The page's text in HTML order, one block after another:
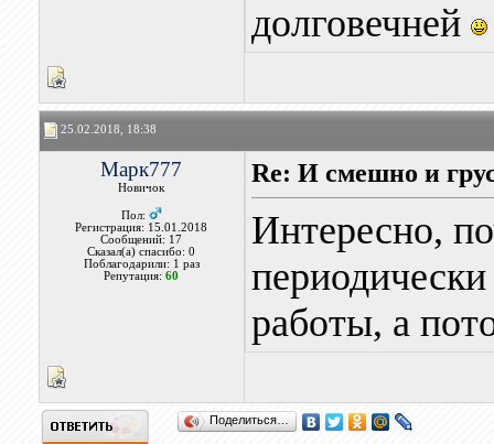
долговечней
25.02.2018, 18:38
Марк777
Новичок
Пол:
Регистрация: 15.01.2018
Сообщений: 17
Сказал(а) спасибо: 0
Поблагодарили: 1 раз
Репутация:60
Re: И смешно и
Интересно,
работы, а
Поделиться…